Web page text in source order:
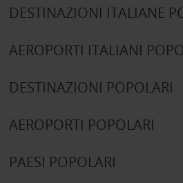
DESTINAZIONI ITALIANE
AEROPORTI ITALIANI
DESTINAZIONI POPOLARI
AEROPORTI POPOLARI
PAESI POPOLARI